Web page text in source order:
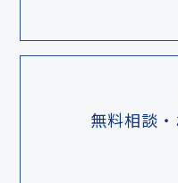
無料相談